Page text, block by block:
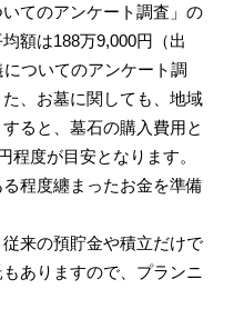
てのアンケート調査」の
額は188万9,000円（出
ついてのアンケート調
、お墓に関しても、地域
ると、墓石の購入費用と
程度が目安となります。
程度纏まったお金を準備
来の預貯金や積立だけで
ありますので、プランニ